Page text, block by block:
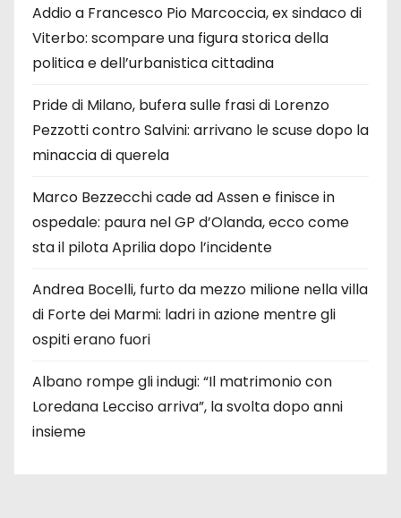
Addio a Francesco Pio Marcoccia, ex sindaco di
Viterbo: scompare una figura storica della
politica e dell’urbanistica cittadina
Pride di Milano, bufera sulle frasi di Lorenzo
Pezzotti contro Salvini: arrivano le scuse dopo la
minaccia di querela
Marco Bezzecchi cade ad Assen e finisce in
ospedale: paura nel GP d’Olanda, ecco come
sta il pilota Aprilia dopo l’incidente
Andrea Bocelli, furto da mezzo milione nella villa
di Forte dei Marmi: ladri in azione mentre gli
ospiti erano fuori
Albano rompe gli indugi: “Il matrimonio con
Loredana Lecciso arriva”, la svolta dopo anni
insieme